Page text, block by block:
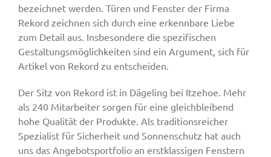
bezeichnet werden. Türen und Fenster der Firma
Rekord zeichnen sich durch eine erkennbare Liebe
zum Detail aus. Insbesondere die spezifischen
Gestaltungsmöglichkeiten sind ein Argument, sich für
Artikel von Rekord zu entscheiden.
Der Sitz von Rekord ist in Dägeling bei Itzehoe. Mehr
als 240 Mitarbeiter sorgen für eine gleichbleibend
hohe Qualität der Produkte. Als traditionsreicher
Spezialist für Sicherheit und Sonnenschutz hat auch
uns das Angebotsportfolio an erstklassigen Fenstern